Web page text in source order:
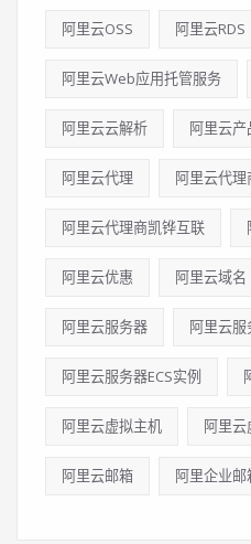
阿里云OSS 阿里云RDS
阿里云Web应用托管服务
阿里云云解析 阿里云产
阿里云代理 阿里云代理
阿里云代理商凯铧互联
阿里云优惠 阿里云域名
阿里云服务器 阿里云服
阿里云服务器ECS实例
阿里云虚拟主机 阿里云
阿里云邮箱 阿里企业邮